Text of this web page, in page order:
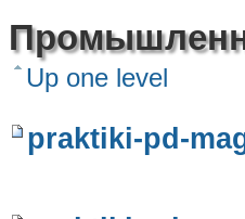
Up one level
praktiki-pd-